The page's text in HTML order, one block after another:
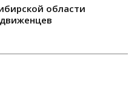
области